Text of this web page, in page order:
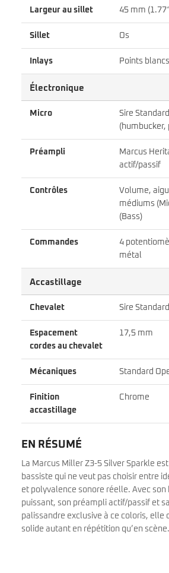
Largeur au sillet 45 mm
Sillet Os
Inlays Points blancs
Électronique
Micro
Sire
(humbucker,
Préampli
Marcus
actif/passif
Contrôles
Volume,
médiums
(Bass)
Commandes
4
métal
Accastillage
Chevalet Sire
Espacement
cordes au chevalet
17,5 mm
Mécaniques Standard
Finition
accastillage
Chrome
EN RÉSUMÉ
La Marcus Miller Z3-5 Silver Sparkle
bassiste qui ne veut pas choisir entre
et polyvalence sonore réelle. Avec son
puissant, son préampli actif/passif et
palissandre exclusive à ce coloris, elle
solide autant en répétition qu’en scène.